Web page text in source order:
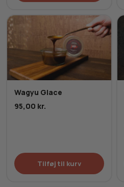
Wagyu Glace
95,00 kr.
Tilføj til kurv